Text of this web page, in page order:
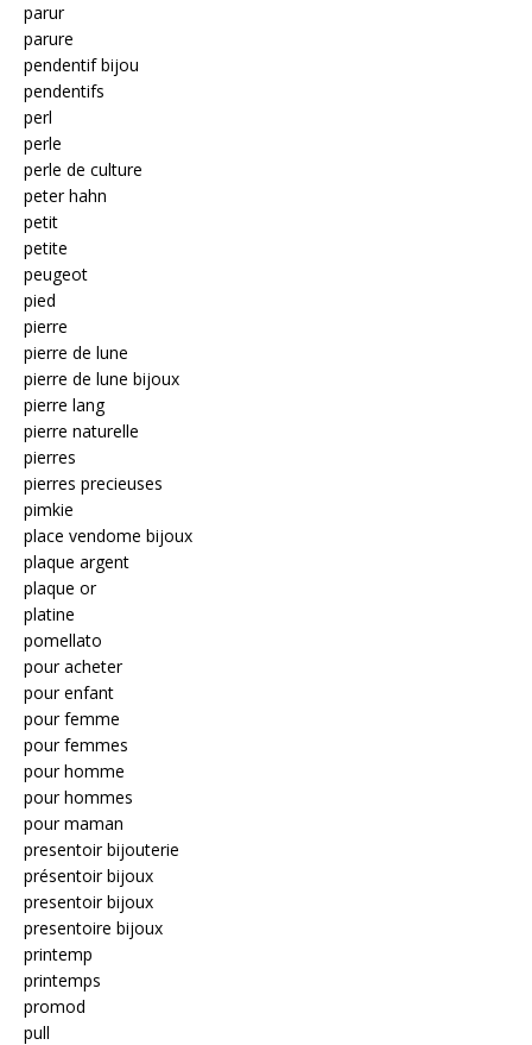
parur
parure
pendentif bijou
pendentifs
perl
perle
perle de culture
peter hahn
petit
petite
peugeot
pied
pierre
pierre de lune
pierre de lune bijoux
pierre lang
pierre naturelle
pierres
pierres precieuses
pimkie
place vendome bijoux
plaque argent
plaque or
platine
pomellato
pour acheter
pour enfant
pour femme
pour femmes
pour homme
pour hommes
pour maman
presentoir bijouterie
présentoir bijoux
presentoir bijoux
presentoire bijoux
printemp
printemps
promod
pull